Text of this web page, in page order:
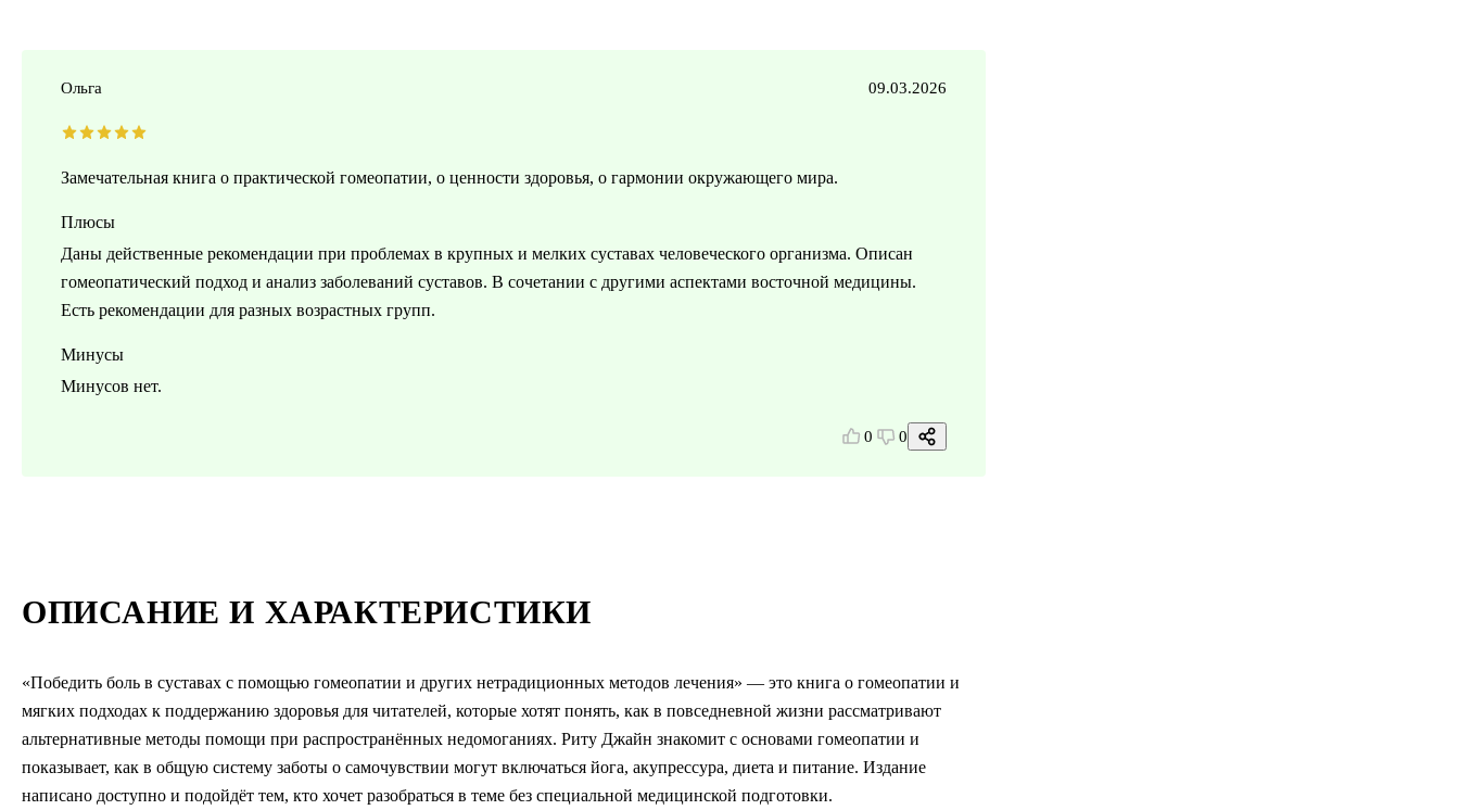
ОПИСАНИЕ И ХАРАКТЕРИСТИКИ
«Победить боль в суставах с помощью гомеопатии и других нетрадиционных методов лечения» — это книга о гомеопатии и
мягких подходах к поддержанию здоровья для читателей, которые хотят понять, как в повседневной жизни рассматривают
альтернативные методы помощи при распространённых недомоганиях. Риту Джайн знакомит с основами гомеопатии и
показывает, как в общую систему заботы о самочувствии могут включаться йога, акупрессура, диета и питание. Издание
написано доступно и подойдёт тем, кто хочет разобраться в теме без специальной медицинской подготовки.
Ольга 09.03.2026
Замечательная книга о практической гомеопатии, о ценности здоровья, о гармонии окружающего мира.
Плюсы
Даны действенные рекомендации при проблемах в крупных и мелких суставах человеческого организма. Описан
гомеопатический подход и анализ заболеваний суставов. В сочетании с другими аспектами восточной медицины.
Есть рекомендации для разных возрастных групп.
Минусы
Минусов нет.
0 0